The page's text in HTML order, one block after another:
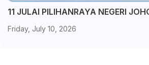
11 JULAI PILIHANRAYA NEGERI
Friday, July 10, 2026